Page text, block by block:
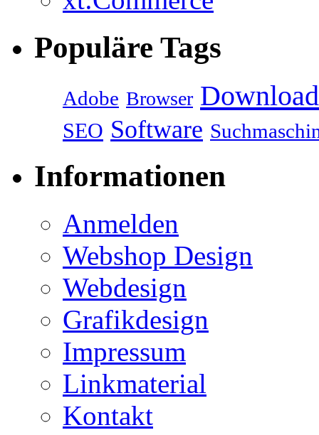
Populäre Tags
Adobe Browser Download
SEO Software
Informationen
Anmelden
Webshop Design
Webdesign
Grafikdesign
Impressum
Linkmaterial
Kontakt